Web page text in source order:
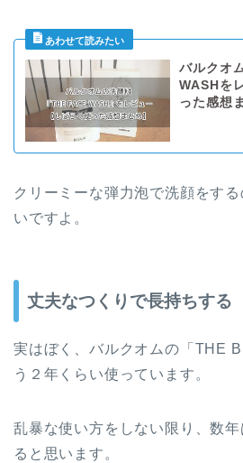
バルクオ
WASHを
った感想
クリーミーな弾力泡で洗顔をす
いですよ。
丈夫なつくりで長持ちする
実はぼく、バルクオムの「THE
う２年くらい使っています。
乱暴な使い方をしない限り、数
ると思います。